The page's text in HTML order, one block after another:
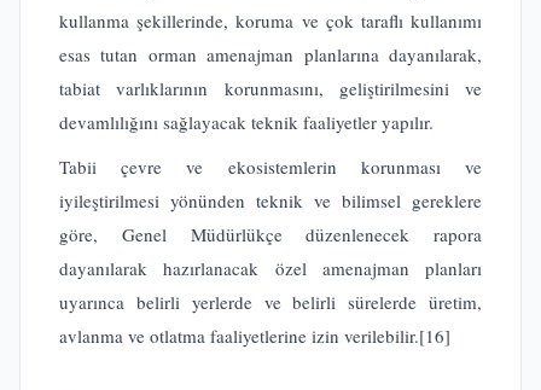
kullanma şekillerinde, koruma ve çok taraflı kullanımı
esas tutan orman amenajman planlarına dayanılarak,
tabiat varlıklarının korunmasını, geliştirilmesini ve
devamlılığını sağlayacak teknik faaliyetler yapılır.
Tabii çevre ve ekosistemlerin korunması ve
iyileştirilmesi yönünden teknik ve bilimsel gereklere
göre, Genel Müdürlükçe düzenlenecek rapora
dayanılarak hazırlanacak özel amenajman planları
uyarınca belirli yerlerde ve belirli sürelerde üretim,
avlanma ve otlatma faaliyetlerine izin verilebilir.[16]